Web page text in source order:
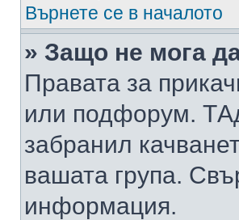
Върнете се в началото
» Защо не мога
Правата за
или подфорум.
забранил
вашата група.
информация.